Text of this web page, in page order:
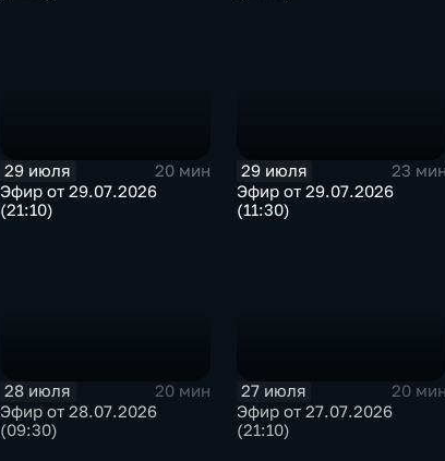
29 июля
20 мин
Эфир от 29.07.2026
(21:10)
29 июля
23 мин
Эфир от 29.07.2026
(11:30)
28 июля
20 мин
Эфир от 28.07.2026
(09:30)
27 июля
20 мин
Эфир от 27.07.2026
(21:10)